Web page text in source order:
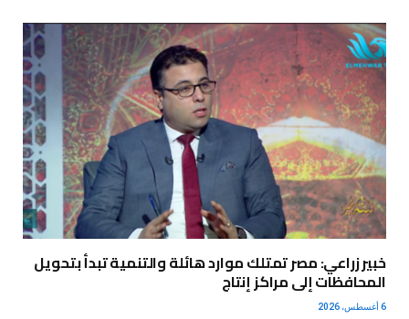
خبير زراعي: مصر تمتلك موارد هائلة والتنمية تبدأ بتحويل
المحافظات إلى مراكز إنتاج
6 أغسطس، 2026